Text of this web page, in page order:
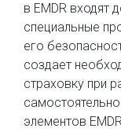
в EMDR входят
специальные
его
создает
страховку при
элементов